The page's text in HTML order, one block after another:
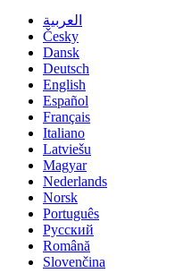
العربية
Česky
Dansk
Deutsch
English
Español
Français
Italiano
Latviešu
Magyar
Nederlands
Norsk
Português
Русский
Română
Slovenčina